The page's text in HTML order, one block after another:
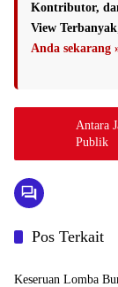
Kontributor,
View Terbanyak
Anda sekarang
Antara
Publik
Pos Terkait
HOME
Keseruan Lomba